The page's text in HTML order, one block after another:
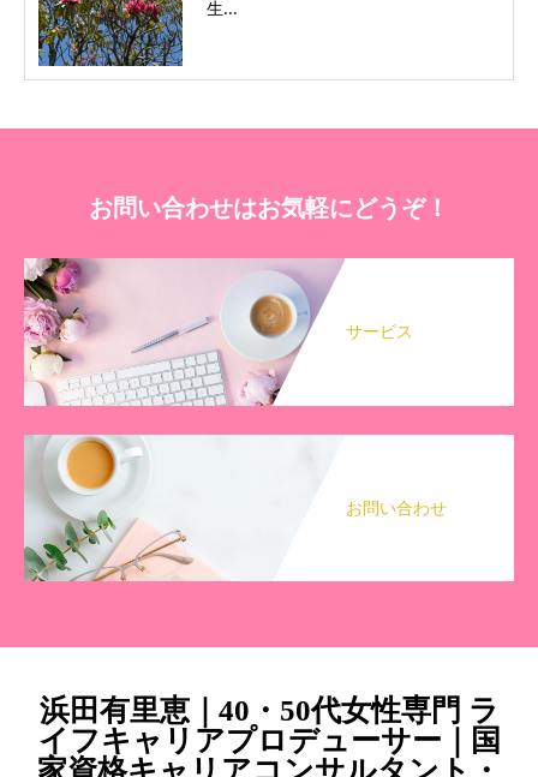
生...
お問い合わせはお気軽にどうぞ！
サービス
お問い合わせ
浜田有里恵｜40・50代女性専門 ラ
イフキャリアプロデューサー｜国
家資格キャリアコンサルタント・